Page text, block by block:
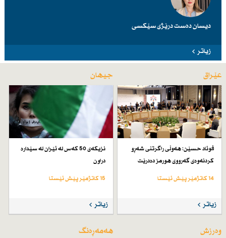
دیسان دەست درێژی سێكسی
زیاتر
عێراق
فوئاد حسێن: هەوڵی راگرتنی شەڕو
كردنەوەی گەرووی هورمز دەدرێت
14 کاتژمێر پێش ئێستا
زیاتر
جیهان
نزیكەی 50 كەس لە ئێران لە سێدارە
دراون
15 کاتژمێر پێش ئێستا
زیاتر
وەرزش هەمەڕەنگ